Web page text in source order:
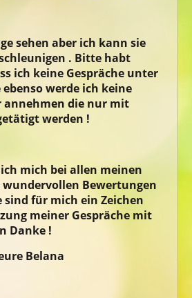
sehen aber ich kann sie
. Bitte habt
ich keine Gespräche unter
werde ich keine
annehmen die nur mit
werden !
mich bei allen meinen
Bewertungen
sind für mich ein Zeichen
meiner Gespräche mit
Danke !
Belana